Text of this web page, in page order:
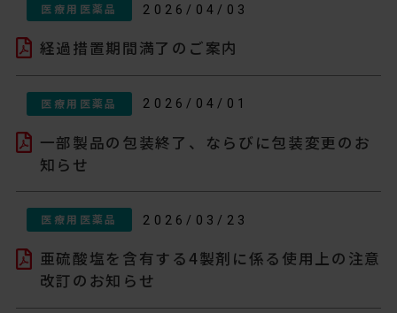
2026/04/03
医療用医薬品
経過措置期間満了のご案内
2026/04/01
医療用医薬品
一部製品の包装終了、ならびに包装変更のお
知らせ
2026/03/23
医療用医薬品
亜硫酸塩を含有する4製剤に係る使用上の注意
改訂のお知らせ